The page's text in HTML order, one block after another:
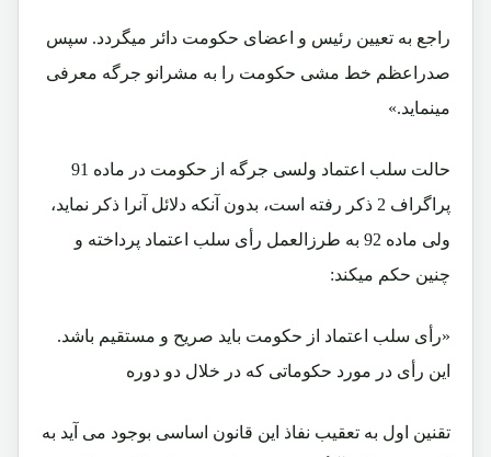
راجع به تعيين رئيس و اعضای حکومت دائر ميگردد. سپس
صدراعظم خط مشی حکومت را به مشرانو جرگه معرفی
مينمايد.»
حالت سلب اعتماد ولسی جرگه از حکومت در ماده 91
پراگراف 2 ذکر رفته است، بدون آنکه دلائل آنرا ذکر نمايد،
ولی ماده 92 به طرزالعمل رأی سلب اعتماد پرداخته و
چنين حکم ميکند:
«رأی سلب اعتماد از حکومت بايد صريح و مستقيم باشد.
اين رأی در مورد حکوماتی که در خلال دو دوره
تقنين اول به تعقيب نفاذ اين قانون اساسی بوجود می آيد به